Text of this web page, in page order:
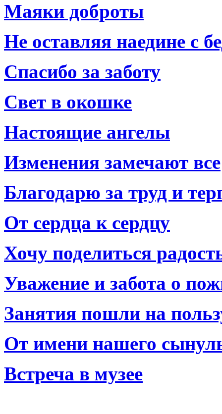
Маяки доброты
Не оставляя наедине с
Спасибо за заботу
Свет в окошке
Настоящие ангелы
Изменения замечают все
Благодарю за труд и
От сердца к сердцу
Хочу поделиться
Уважение и забота о
Занятия пошли на
От имени нашего
Встреча в музее